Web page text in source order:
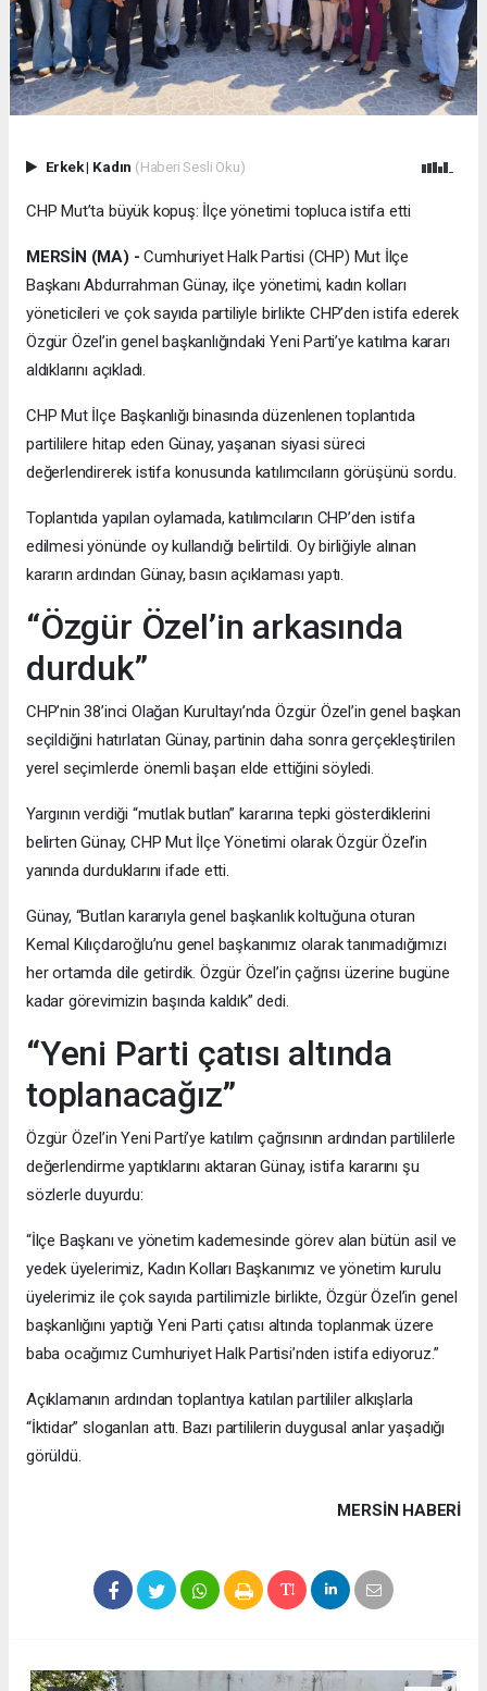
Erkek| Kadın (Haberi Sesli Oku)
CHP Mut’ta büyük kopuş: İlçe yönetimi topluca istifa etti
MERSİN (MA) - Cumhuriyet Halk Partisi (CHP) Mut İlçe
Başkanı Abdurrahman Günay, ilçe yönetimi, kadın kolları
yöneticileri ve çok sayıda partiliyle birlikte CHP’den istifa ederek
Özgür Özel’in genel başkanlığındaki Yeni Parti’ye katılma kararı
aldıklarını açıkladı.
CHP Mut İlçe Başkanlığı binasında düzenlenen toplantıda
partililere hitap eden Günay, yaşanan siyasi süreci
değerlendirerek istifa konusunda katılımcıların görüşünü sordu.
Toplantıda yapılan oylamada, katılımcıların CHP’den istifa
edilmesi yönünde oy kullandığı belirtildi. Oy birliğiyle alınan
kararın ardından Günay, basın açıklaması yaptı.
“Özgür Özel’in arkasında
durduk”
CHP’nin 38’inci Olağan Kurultayı’nda Özgür Özel’in genel başkan
seçildiğini hatırlatan Günay, partinin daha sonra gerçekleştirilen
yerel seçimlerde önemli başarı elde ettiğini söyledi.
Yargının verdiği “mutlak butlan” kararına tepki gösterdiklerini
belirten Günay, CHP Mut İlçe Yönetimi olarak Özgür Özel’in
yanında durduklarını ifade etti.
Günay, “Butlan kararıyla genel başkanlık koltuğuna oturan
Kemal Kılıçdaroğlu’nu genel başkanımız olarak tanımadığımızı
her ortamda dile getirdik. Özgür Özel’in çağrısı üzerine bugüne
kadar görevimizin başında kaldık” dedi.
“Yeni Parti çatısı altında
toplanacağız”
Özgür Özel’in Yeni Parti’ye katılım çağrısının ardından partililerle
değerlendirme yaptıklarını aktaran Günay, istifa kararını şu
sözlerle duyurdu:
“İlçe Başkanı ve yönetim kademesinde görev alan bütün asil ve
yedek üyelerimiz, Kadın Kolları Başkanımız ve yönetim kurulu
üyelerimiz ile çok sayıda partilimizle birlikte, Özgür Özel’in genel
başkanlığını yaptığı Yeni Parti çatısı altında toplanmak üzere
baba ocağımız Cumhuriyet Halk Partisi’nden istifa ediyoruz.”
Açıklamanın ardından toplantıya katılan partililer alkışlarla
“İktidar” sloganları attı. Bazı partililerin duygusal anlar yaşadığı
görüldü.
MERSIN HABERİ